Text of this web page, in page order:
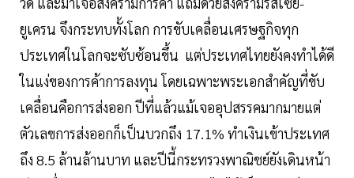
ยูเครน จึงกระทบทั้งโลก การขับเคลื่อนเศรษฐกิจทุก
ประเทศในโลกจะซับซ้อนขึ้น แต่ประเทศไทยยังคงทำได้ดี
ในแง่ของการค้าการลงทุน โดยเฉพาะพระเอกสำคัญที่ขับ
เคลื่อนคือการส่งออก ปีที่แล้วแม้เจออุปสรรคมากมายแต่
ตัวเลขการส่งออกก็เป็นบวกถึง 17.1% ทำเงินเข้าประเทศ
ถึง 8.5 ล้านล้านบาท และปีนี้กระทรวงพาณิชย์ยังเดินหน้า